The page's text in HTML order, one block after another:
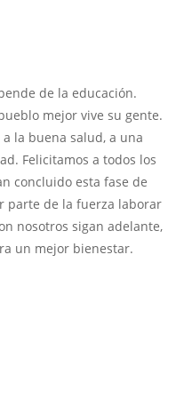
de la educación.
mejor vive su gente.
la buena salud, a una
Felicitamos a todos los
concluido esta fase de
parte de la fuerza laborar
nosotros sigan adelante,
un mejor bienestar.